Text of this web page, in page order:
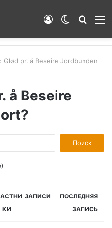
Switch
Войти
Glød pr. å Beseire Jordbunden
å Beseire
КИ
ЗАПИСИ
ПОСЛЕДНЯЯ
ЗАПИСЬ